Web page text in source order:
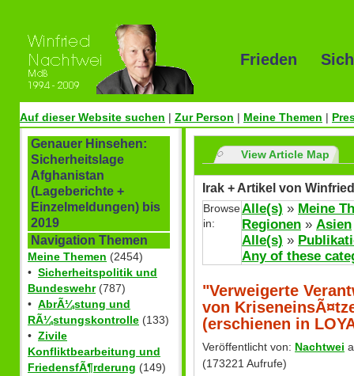
Frieden
Auf dieser Website suchen | Zur Person | Meine Themen |
Genauer Hinsehen:
Sicherheitslage
Afghanistan
(Lageberichte +
Einzelmeldungen) bis
2019
Navigation Themen
Meine Themen (2454)
• Sicherheitspolitik und
Bundeswehr(787)
• AbrÃ¼stung und
RÃ¼stungskontrolle (133)
• Zivile
Konfliktbearbeitung und
FriedensfÃ¶rderung (149)
View Article Map
Irak + Artikel von
Browse
in:
Alle(s) » Meine
Regionen » Asien
Alle(s) »
Any of these
"Verweigerte
von
(erschienen in
Veröffentlicht von: Nachtwei
(173221 Aufrufe)